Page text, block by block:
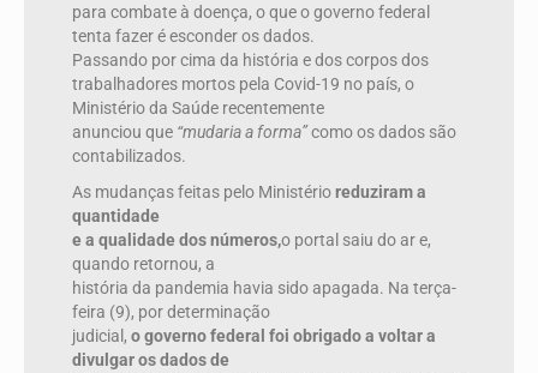
para combate à doença, o que o governo federal
tenta fazer é esconder os dados.
Passando por cima da história e dos corpos dos
trabalhadores mortos pela Covid-19 no país, o
Ministério da Saúde recentemente
anunciou que “mudaria a forma”como os dados são
contabilizados.
As mudanças feitas pelo Ministérioreduziram a
quantidade
e a qualidade dos números,o portal saiu do ar e,
quando retornou, a
história da pandemia havia sido apagada. Na terça-
feira (9), por determinação
judicial, o governo federal foi obrigado a voltar a
divulgar os dados de